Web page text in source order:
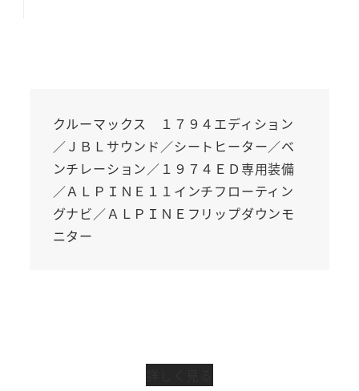
クルーマックス １７９４エディション
／ＪＢＬサウンド／シートヒーター／ベ
ンチレーション／１９７４ＥＤ専用装備
／ＡＬＰＩＮＥ１１インチフローティン
グナビ／ＡＬＰＩＮＥフリップダウンモ
ニター